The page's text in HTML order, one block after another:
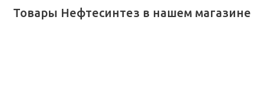
Товары Нефтесинтез в нашем магазине